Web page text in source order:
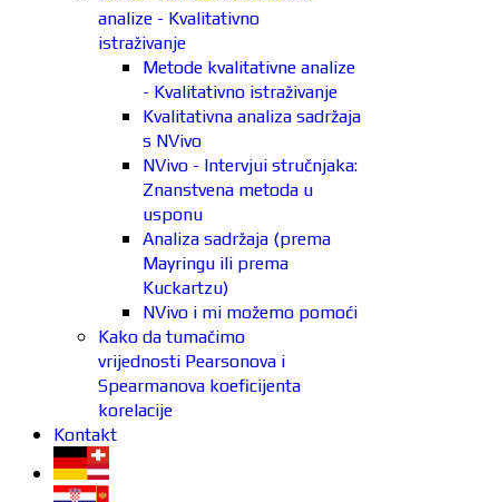
analize - Kvalitativno
istraživanje
Metode kvalitativne analize
- Kvalitativno istraživanje
Kvalitativna analiza sadržaja
s NVivo
NVivo - Intervjui stručnjaka:
Znanstvena metoda u
usponu
Analiza sadržaja (prema
Mayringu ili prema
Kuckartzu)
NVivo i mi možemo pomoći
Kako da tumačimo
vrijednosti Pearsonova i
Spearmanova koeficijenta
korelacije
Kontakt